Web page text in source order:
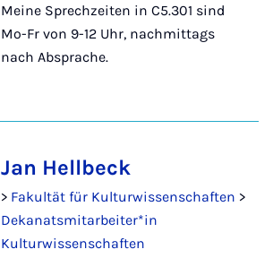
Meine Sprechzeiten in C5.301 sind
Mo-Fr von 9-12 Uhr, nachmittags
nach Absprache.
Jan Hellbeck
> Fakultät für Kulturwissenschaften >
Dekanatsmitarbeiter*in
Kulturwissenschaften